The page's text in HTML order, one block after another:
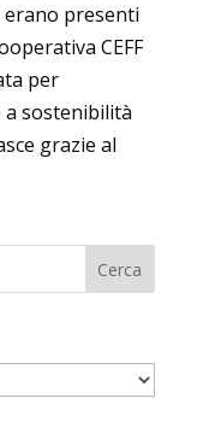
erano presenti
CEFF
per
sostenibilità
grazie al